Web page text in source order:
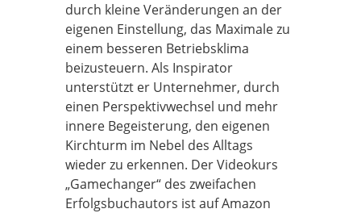
durch kleine Veränderungen an der
eigenen Einstellung, das Maximale zu
einem besseren Betriebsklima
beizusteuern. Als Inspirator
unterstützt er Unternehmer, durch
einen Perspektivwechsel und mehr
innere Begeisterung, den eigenen
Kirchturm im Nebel des Alltags
wieder zu erkennen. Der Videokurs
„Gamechanger“ des zweifachen
Erfolgsbuchautors ist auf Amazon